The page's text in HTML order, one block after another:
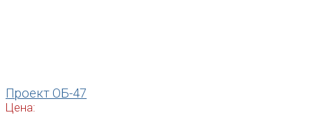
Проект ОБ-47
Цена: